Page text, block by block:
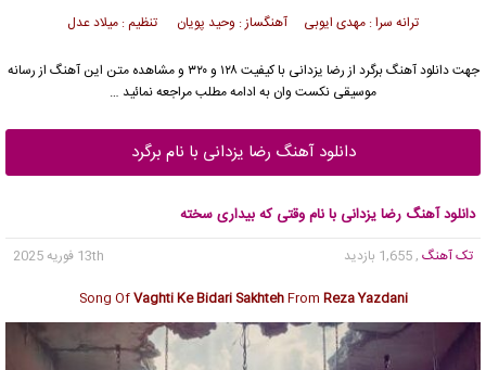
ترانه سرا : مهدی ایوبی آهنگساز : وحید پویان تنظیم : میلاد عدل
جهت دانلود آهنگ برگرد از رضا یزدانی
با کیفیت ۱۲۸ و ۳۲۰ و مشاهده متن این آهنگ از رسانه
موسیقی نکست وان به ادامه مطلب مراجعه نمائید …
دانلود آهنگ رضا یزدانی با نام برگرد
دانلود آهنگ رضا یزدانی با نام وقتی که بیداری سخته
تک آهنگ , 1,655 بازدید
13th فوریه 2025
Song OfVaghti Ke Bidari SakhtehFrom Reza Yazdani